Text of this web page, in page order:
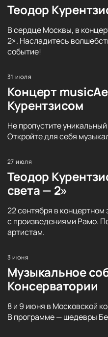
Теодор
В сердце Москвы, в
2». Насладитесь
событие!
31 июля
Концерт
Курентзисом
Не пропустите
Откройте для себя
27 июля
Теодор
света — 2»
22 сентября в
с произведениями Рамо.
артистам.
3 июня
Музыкальное
Консерватории
8 и 9 июня в Московской
В программе — шедевры